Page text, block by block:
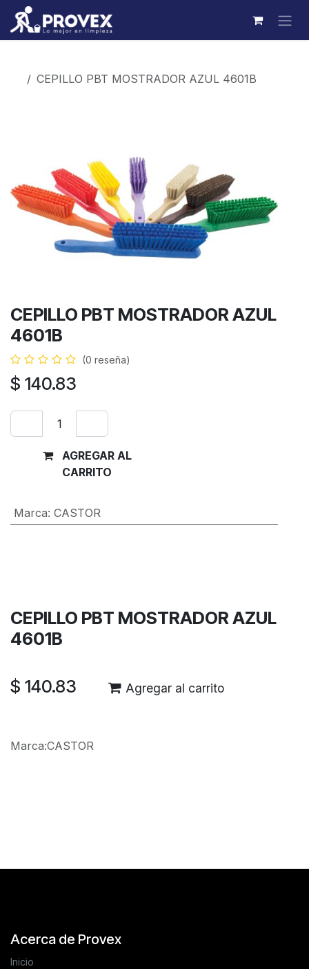
Ir al contenido
CEPILLO PBT MOSTRADOR AZUL 4601B
CEPILLO PBT MOSTRADOR AZUL
4601B
(0 reseña)
$ 140.83
AGREGAR AL
CARRITO
Marca: CASTOR
CEPILLO PBT MOSTRADOR AZUL
4601B
$ 140.83 Agregar al carrito
Marca:CASTOR
Acerca de Provex
Inicio